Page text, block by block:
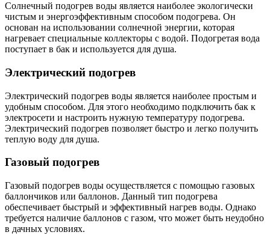
Солнечный подогрев воды является наиболее экологически
чистым и энергоэффективным способом подогрева. Он
основан на использовании солнечной энергии, которая
нагревает специальные коллекторы с водой. Подогретая вода
поступает в бак и используется для душа.
Электрический подогрев
Электрический подогрев воды является наиболее простым и
удобным способом. Для этого необходимо подключить бак к
электросети и настроить нужную температуру подогрева.
Электрический подогрев позволяет быстро и легко получить
теплую воду для душа.
Газовый подогрев
Газовый подогрев воды осуществляется с помощью газовых
баллончиков или баллонов. Данный тип подогрева
обеспечивает быстрый и эффективный нагрев воды. Однако
требуется наличие баллонов с газом, что может быть неудобно
в дачных условиях.